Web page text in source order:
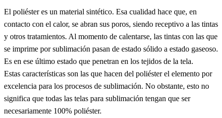
El poliéster es un material sintético. Esa cualidad hace que, en
contacto con el calor, se abran sus poros, siendo receptivo a las tintas
y otros tratamientos. Al momento de calentarse, las tintas con las que
se imprime por sublimación pasan de estado sólido a estado gaseoso.
Es en ese último estado que penetran en los tejidos de la tela.
Estas características son las que hacen del poliéster el elemento por
excelencia para los procesos de sublimación. No obstante, esto no
significa que todas las telas para sublimación tengan que ser
necesariamente 100% poliéster.